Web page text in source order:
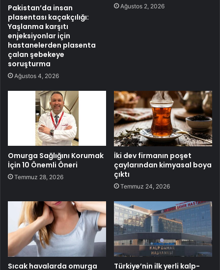
Pakistan’da insan
plasentası kaçakçılığı:
Yaşlanma karşıtı
enjeksiyonlar için
hastanelerden plasenta
çalan şebekeye
soruşturma
Ağustos 4, 2026
Ağustos 2, 2026
Omurga Sağlığını Korumak
İçin 10 Önemli Öneri
Temmuz 28, 2026
İki dev firmanın poşet
çaylarından kimyasal boya
çıktı
Temmuz 24, 2026
Sıcak havalarda omurga Türkiye’nin ilk yerli kalp-